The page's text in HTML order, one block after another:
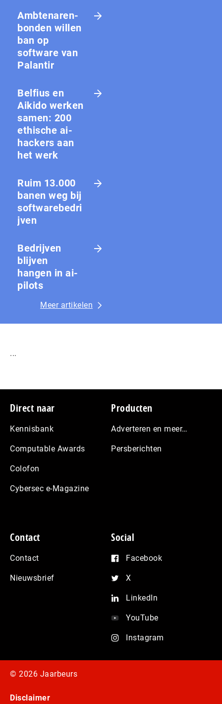
Amb­te­na­ren­
bon­den willen
ban op
software van
Palantir
Belfius en
Aikido werken
samen: 200
ethische ai-
hackers aan
het werk
Ruim 13.000
banen weg bij
softwarebedri
jven
Bedrijven
blijven
hangen in ai-
pilots
Meer artikelen
...
Footer
Direct naar
Kennisbank
Computable Awards
Colofon
Cybersec e-Magazine
Producten
Adverteren en meer…
Persberichten
Contact
Contact
Nieuwsbrief
Social
Facebook
X
LinkedIn
YouTube
Instagram
© 2026 Jaarbeurs
Disclaimer